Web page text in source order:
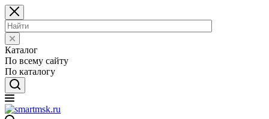
Каталог
По всему сайту
По каталогу